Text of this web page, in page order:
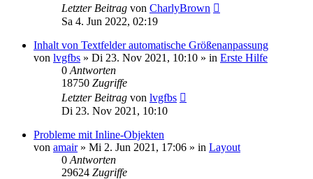
Letzter Beitrag von CharlyBrown
Sa 4. Jun 2022, 02:19
Inhalt von Textfelder automatische Größenanpassung
von lvgfbs » Di 23. Nov 2021, 10:10 » in Erste Hilfe
0 Antworten
18750 Zugriffe
Letzter Beitrag von lvgfbs
Di 23. Nov 2021, 10:10
Probleme mit Inline-Objekten
von amair» Mi 2. Jun 2021, 17:06 » in Layout
0 Antworten
29624 Zugriffe